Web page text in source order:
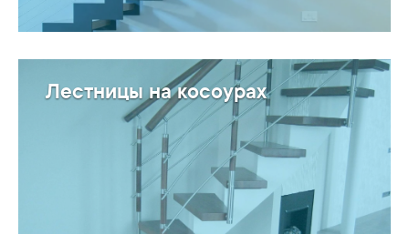
Лестницы на косоурах